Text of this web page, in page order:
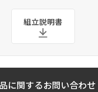
組立説明書
に関するお問い合わせ